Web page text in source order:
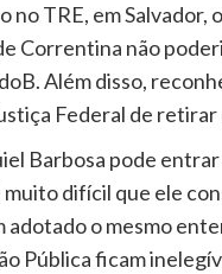
no TRE, em
Correntina não
Além disso,
Federal de
Barbosa pode
difícil que ele
adotado o mesmo
Pública ficam